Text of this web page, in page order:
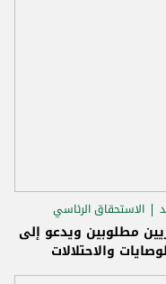
الاستحقاق الرئاسي
مطلوبين ويدعو إلى
والاحتلالات